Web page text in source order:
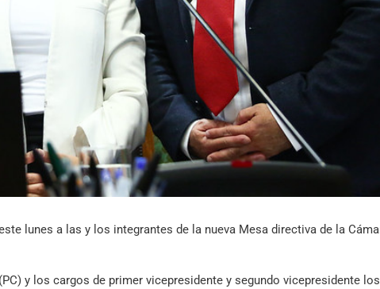
lunes a las y los integrantes de la nueva Mesa directiva de la
y los cargos de primer vicepresidente y segundo vicepresidente los